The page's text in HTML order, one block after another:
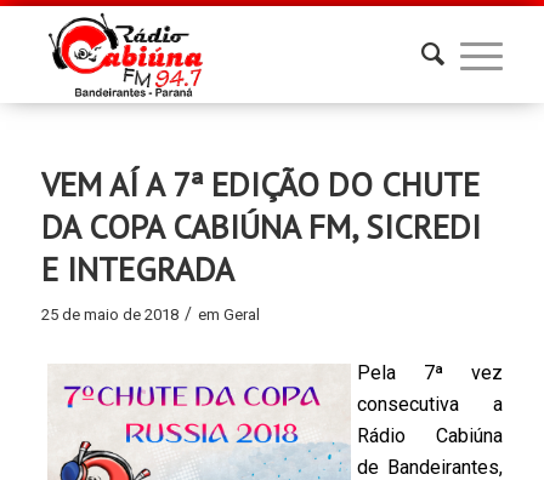
VEM AÍ A 7ª EDIÇÃO DO CHUTE
DA COPA CABIÚNA FM, SICREDI
E INTEGRADA
25 de maio de 2018 / em Geral
Pela 7ª vez
consecutiva a
Rádio Cabiúna
de Bandeirantes,